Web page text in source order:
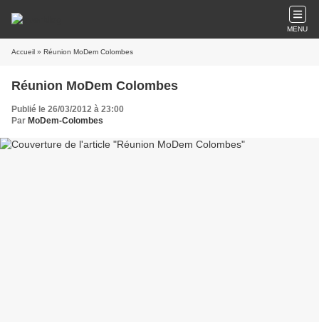
MENU
Accueil » Réunion MoDem Colombes
Réunion MoDem Colombes
Publié le 26/03/2012 à 23:00
Par MoDem-Colombes